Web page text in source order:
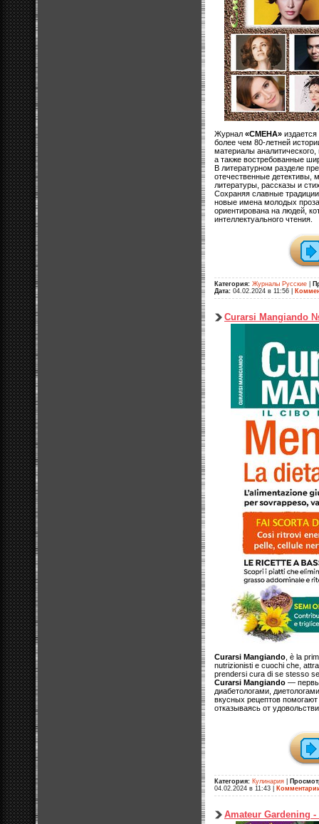
Журнал «СМЕНА»
более чем 80-летней
материалы
а также востребованные
В литературном разделе
отечественные детективы,
литературы, рассказы и
Сохраняя славные
новые имена молодых
ориентирована на людей,
интеллектуального чтения.
Категория: Журналы Русские
Дата: 04.02.2024 в 11:56
Curarsi Mangiando
Curarsi Mangiando , è la
nutrizionisti e cuochi che,
prendersi cura di se stesso
Curarsi Mangiando —
диабетологами,
вкусных рецептов
отказываясь от
Категория: Кулинария
04.02.2024 в 11:43
Amateur Gardening -